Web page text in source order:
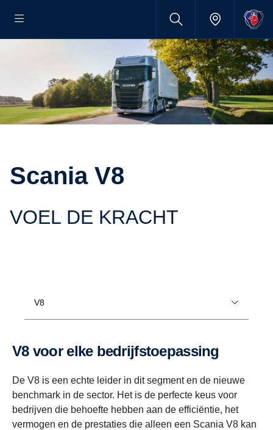
Scania V8
VOEL DE KRACHT
V8
V8 voor elke bedrijfstoepassing
De V8 is een echte leider in dit segment en de nieuwe
benchmark in de sector. Het is de perfecte keus voor
bedrijven die behoefte hebben aan de efficiëntie, het
vermogen en de prestaties die alleen een Scania V8 kan